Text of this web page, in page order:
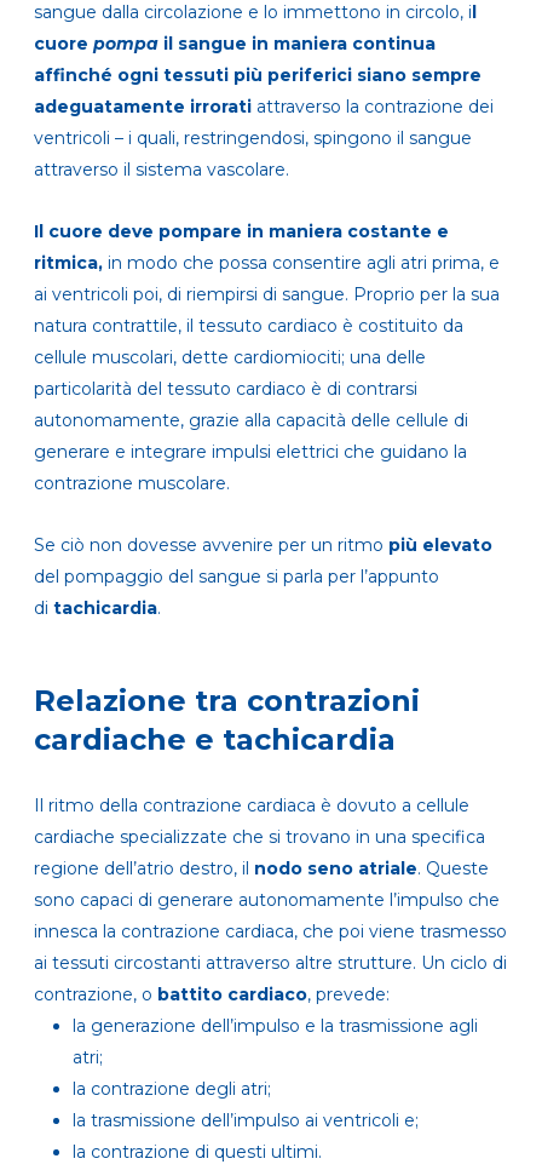
sangue dalla circolazione e lo immettono in circolo, i
cuore pompa il sangue in maniera continua
affinché ogni tessuti più periferici siano sempre
adeguatamente irrorati attraverso la contrazione dei
ventricoli – i quali, restringendosi, spingono il sangue
attraverso il sistema vascolare.
Il cuore deve pompare in maniera costante e
ritmica, in modo che possa consentire agli atri prima, e
ai ventricoli poi, di riempirsi di sangue. Proprio per la sua
natura contrattile, il tessuto cardiaco è costituito da
cellule muscolari, dette cardiomiociti; una delle
particolarità del tessuto cardiaco è di contrarsi
autonomamente, grazie alla capacità delle cellule di
generare e integrare impulsi elettrici che guidano la
contrazione muscolare.
Se ciò non dovesse avvenire per un ritmo più elevato
del pompaggio del sangue si parla per l’appunto
di tachicardia.
Relazione tra contrazioni
cardiache e tachicardia
Il ritmo della contrazione cardiaca è dovuto a cellule
cardiache specializzate che si trovano in una specifica
regione dell’atrio destro, il nodo seno atriale. Queste
sono capaci di generare autonomamente l’impulso che
innesca la contrazione cardiaca, che poi viene trasmesso
ai tessuti circostanti attraverso altre strutture. Un ciclo di
contrazione, o battito cardiaco, prevede:
la generazione dell’impulso e la trasmissione agli
atri;
la contrazione degli atri;
la trasmissione dell’impulso ai ventricoli e;
la contrazione di questi ultimi.